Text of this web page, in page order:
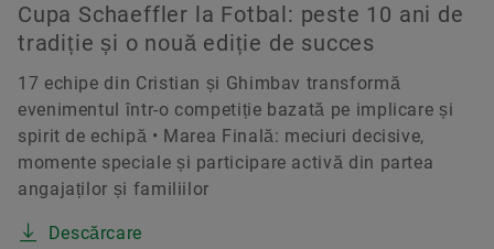
Cupa Schaeffler la Fotbal: peste 10 ani de
tradiție și o nouă ediție de succes
17 echipe din Cristian și Ghimbav transformă
evenimentul într-o competiție bazată pe implicare și
spirit de echipă • Marea Finală: meciuri decisive,
momente speciale și participare activă din partea
angajaților și familiilor
Descărcare